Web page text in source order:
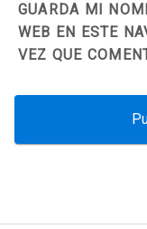
GUARDA MI
WEB EN ESTE
VEZ QUE